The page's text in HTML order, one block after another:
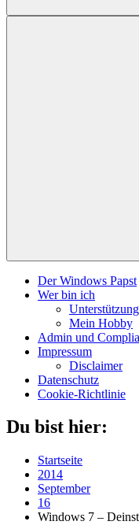
Der Windows Papst
Wer bin ich
Mein Hobby
Admin und
Impressum
Disclaimer
Datenschutz
Cookie-Richtlinie
Du bist hier:
Startseite
2014
September
16
Windows 7 –